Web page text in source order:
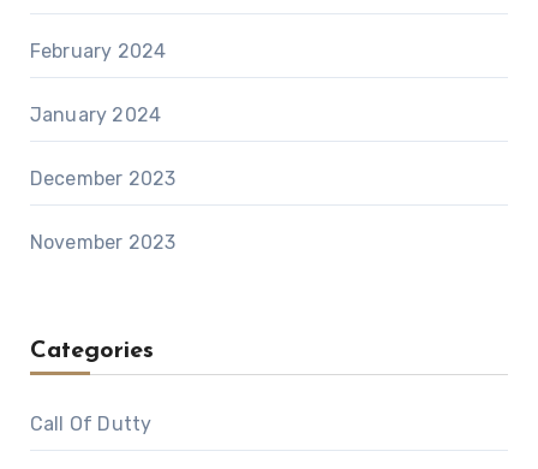
February 2024
January 2024
December 2023
November 2023
Categories
Call Of Dutty